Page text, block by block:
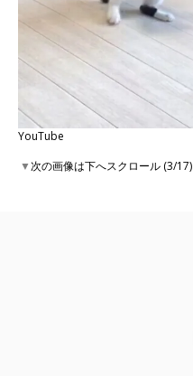
YouTube
▼次の画像は下へスクロール (3/17)